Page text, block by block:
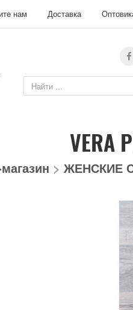
нам Доставка
VERA
> ЖЕНСКИЕ